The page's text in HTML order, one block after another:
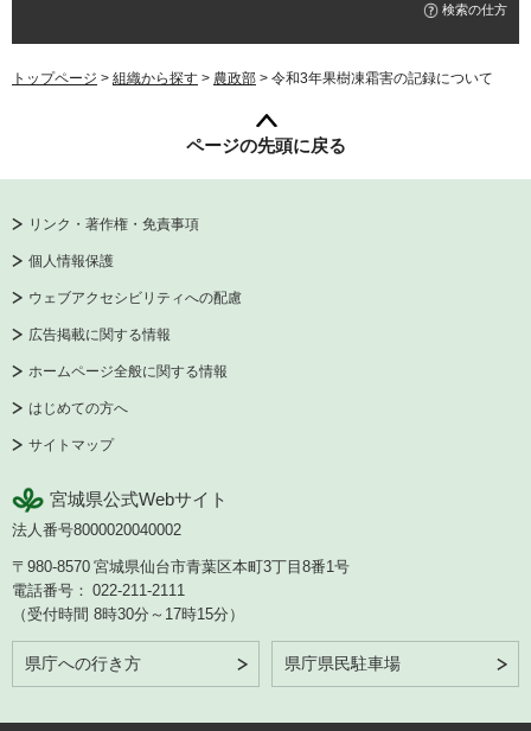
検索の仕方
トップページ > 組織から探す > 農政部 > 令和3年果樹凍霜害の記録について
ページの先頭に戻る
リンク・著作権・免責事項
個人情報保護
ウェブアクセシビリティへの配慮
広告掲載に関する情報
ホームページ全般に関する情報
はじめての方へ
サイトマップ
宮城県公式Webサイト
法人番号8000020040002
〒980-8570 宮城県仙台市青葉区本町3丁目8番1号
電話番号： 022-211-2111
（受付時間 8時30分～17時15分）
県庁への行き方 県庁県民駐車場